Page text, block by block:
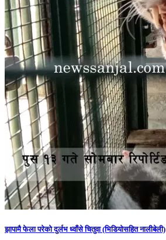
झापामै फेला परेको दुर्लभ ध्वाँसे चितुवा (भिडियोसहित नालीबेली)